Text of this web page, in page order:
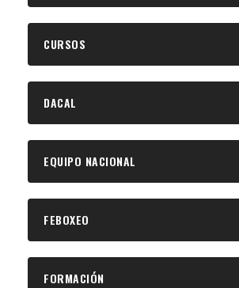
CURSOS
DACAL
EQUIPO NACIONAL
FEBOXEO
FORMACIÓN